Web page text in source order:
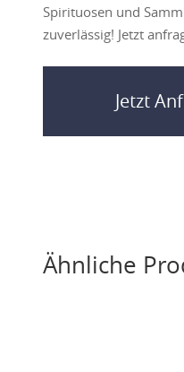
Spirituosen und
zuverlässig! Jetzt
Jetzt
Ähnliche